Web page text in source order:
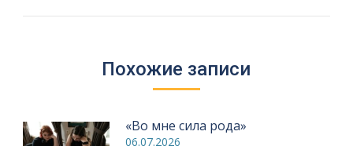
Похожие записи
«Во мне сила рода»
06.07.2026